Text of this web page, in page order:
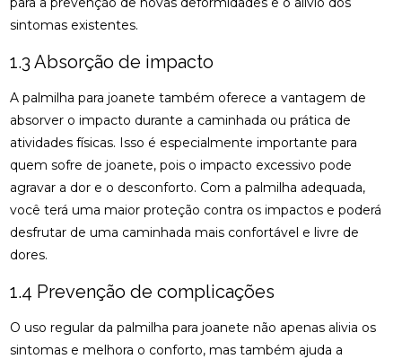
sintomas existentes.
1.3 Absorção de impacto
A palmilha para joanete também oferece a vantagem de
absorver o impacto durante a caminhada ou prática de
atividades físicas. Isso é especialmente importante para
quem sofre de joanete, pois o impacto excessivo pode
agravar a dor e o desconforto. Com a palmilha adequada,
você terá uma maior proteção contra os impactos e poderá
desfrutar de uma caminhada mais confortável e livre de
dores.
1.4 Prevenção de complicações
O uso regular da palmilha para joanete não apenas alivia os
sintomas e melhora o conforto, mas também ajuda a
BENEFÍCIOS DA OSTEOPATIA PARA A COLUNA
SAÚDE
BENEFÍCIOS DA PALMILHA PARA JOANETE QUE
VOCÊ PRECISA CONHECER
BENEFÍCIOS DA QUIROPRAXIA CERVICAL
BENEFÍCIOS DA QUIROPRAXIA CERVICAL PARA SUA
SAÚDE
BENEFÍCIOS DA QUIROPRAXIA CERVICAL PARA SUA
BENEFÍCIOS DA QUIROPRAXIA CERVICAL: UM GUIA